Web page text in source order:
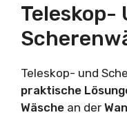
Teleskop-
Teleskop- und
praktische
Wäsche an der